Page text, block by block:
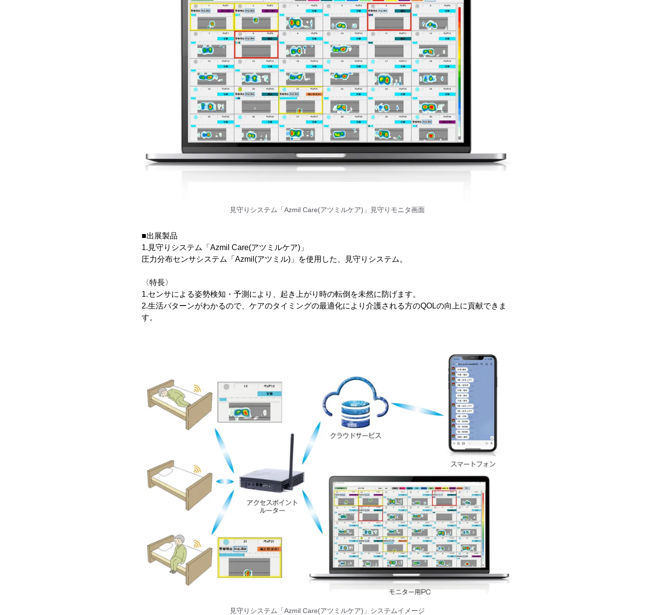
見守りシステム「Azmil Care(アツミルケア)」見守りモニタ画面
■出展製品
1.見守りシステム「Azmil Care(アツミルケア)」
圧力分布センサシステム「Azmil(アツミル)」を使用した、見守りシステム。
〈特長〉
1.センサによる姿勢検知・予測により、起き上がり時の転倒を未然に防げます。
2.生活パターンがわかるので、ケアのタイミングの最適化により介護される方のQOLの向上に貢献できま
す。
見守りシステム「Azmil Care(アツミルケア)」システムイメージ